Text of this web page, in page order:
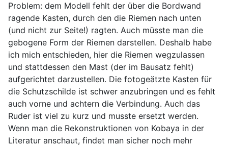
Problem: dem Modell fehlt der über die Bordwand
ragende Kasten, durch den die Riemen nach unten
(und nicht zur Seite!) ragten. Auch müsste man die
gebogene Form der Riemen darstellen. Deshalb habe
ich mich entschieden, hier die Riemen wegzulassen
und stattdessen den Mast (der im Bausatz fehlt)
aufgerichtet darzustellen. Die fotogeätzte Kasten für
die Schutzschilde ist schwer anzubringen und es fehlt
auch vorne und achtern die Verbindung. Auch das
Ruder ist viel zu kurz und musste ersetzt werden.
Wenn man die Rekonstruktionen von Kobaya in der
Literatur anschaut, findet man sicher noch mehr